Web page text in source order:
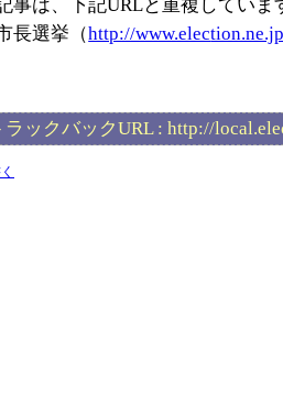
事は、下記URLと重複していま
長選挙（http://www.elec
ラックバックURL : http://